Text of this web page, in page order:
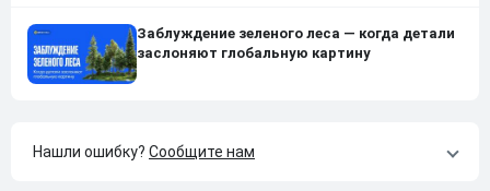
Заблуждение зеленого леса — когда детали
заслоняют глобальную картину
Нашли ошибку? Сообщите нам